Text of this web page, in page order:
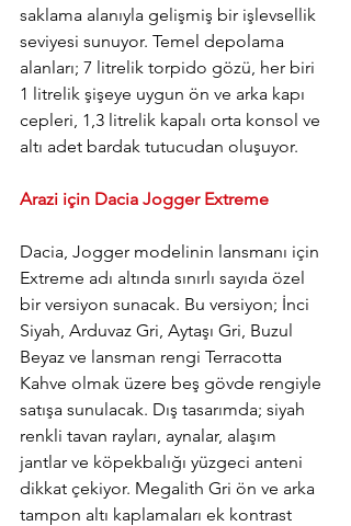
saklama alanıyla gelişmiş bir işlevsellik
seviyesi sunuyor. Temel depolama
alanları; 7 litrelik torpido gözü, her biri
1 litrelik şişeye uygun ön ve arka kapı
cepleri, 1,3 litrelik kapalı orta konsol ve
altı adet bardak tutucudan oluşuyor.
Arazi için Dacia Jogger Extreme
Dacia, Jogger modelinin lansmanı için
Extreme adı altında sınırlı sayıda özel
bir versiyon sunacak. Bu versiyon; İnci
Siyah, Arduvaz Gri, Aytaşı Gri, Buzul
Beyaz ve lansman rengi Terracotta
Kahve olmak üzere beş gövde rengiyle
satışa sunulacak. Dış tasarımda; siyah
renkli tavan rayları, aynalar, alaşım
jantlar ve köpekbalığı yüzgeci anteni
dikkat çekiyor. Megalith Gri ön ve arka
tampon altı kaplamaları ek kontrast